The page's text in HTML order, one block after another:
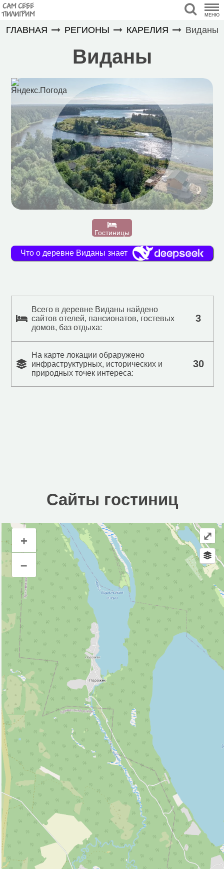
САМ СЕБЕ
ПИЛИГРИМ МЕНЮ
ГЛАВНАЯ РЕГИОНЫ КАРЕЛИЯ Виданы
Виданы
Гостиницы
Что о деревне Виданы знает
Всего в деревне Виданы найдено
сайтов отелей, пансионатов, гостевых
домов, баз отдыха:
3
На карте локации обраружено
инфраструктурных, исторических и
природных точек интереса:
30
Сайты гостиниц
Сайты гостиниц
Инфраструктура
Автозаправочная станция (1)
Автопарковка (1)
Аптека (2)
Банк (1)
Банкомат (1)
Библиотека (1)
Магазин (11)
Место для пикника (2)
Ночной клуб (1)
Поликлиника (1)
Полицейский участок (1)
Почта (1)
Церковь (2)
Исторические объекты
Памятник (1)
Природные объекты
Источник (1)
+
–
⤢